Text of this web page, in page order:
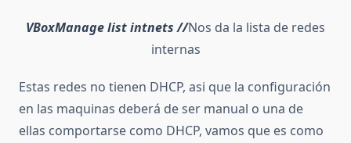
VBoxManage list intnets //Nos da la lista de redes
internas
Estas redes no tienen DHCP, asi que la configuración
en las maquinas deberá de ser manual o una de
ellas comportarse como DHCP, vamos que es como